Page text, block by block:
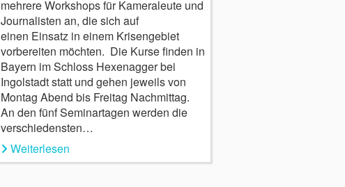
mehrere Workshops für Kameraleute und
Journalisten an, die sich auf
einen Einsatz in einem Krisengebiet
vorbereiten möchten. Die Kurse finden in
Bayern im Schloss Hexenagger bei
Ingolstadt statt und gehen jeweils von
Montag Abend bis Freitag Nachmittag.
An den fünf Seminartagen werden die
verschiedensten…
Weiterlesen